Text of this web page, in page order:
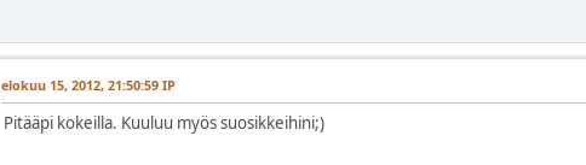
elokuu 15, 2012, 21:50:59 IP
Pitääpi kokeilla. Kuuluu myös suosikkeihini;)